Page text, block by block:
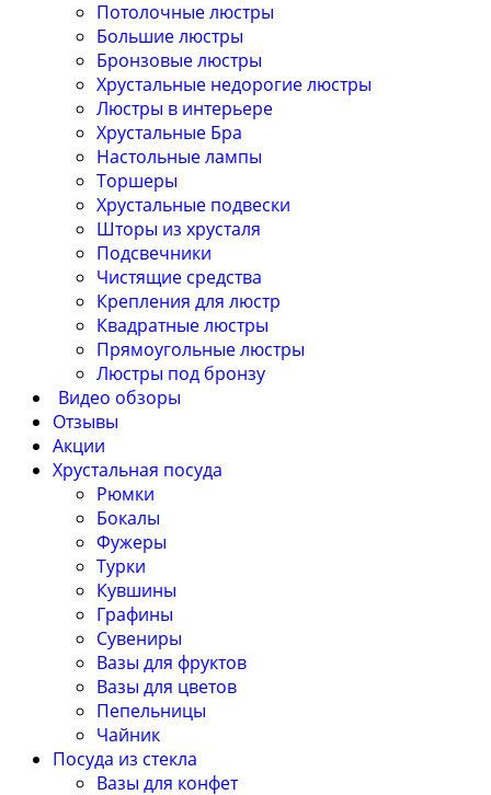
Потолочные люстры
Большие люстры
Бронзовые люстры
Хрустальные недорогие люстры
Люстры в интерьере
Хрустальные Бра
Настольные лампы
Торшеры
Хрустальные подвески
Шторы из хрусталя
Подсвечники
Чистящие средства
Крепления для люстр
Квадратные люстры
Прямоугольные люстры
Люстры под бронзу
Видео обзоры
Отзывы
Акции
Хрустальная посуда
Рюмки
Бокалы
Фужеры
Турки
Кувшины
Графины
Сувениры
Вазы для фруктов
Вазы для цветов
Пепельницы
Чайник
Посуда из стекла
Вазы для конфет